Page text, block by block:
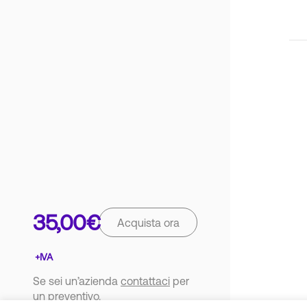
35,00€ Acquista ora
Se sei un’azienda contattaci per
un preventivo.